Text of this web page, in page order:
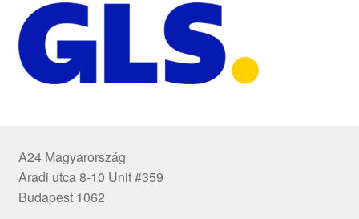
A24 Magyarország
Aradi utca 8-10 Unit #359
Budapest 1062